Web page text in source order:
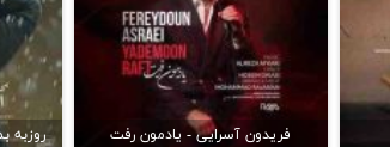
فریدون آسرایی - یادمون رفت روزبه